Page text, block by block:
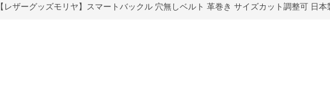
【レザーグッズモリヤ】スマートバックル 穴無しベルト 革巻き サイズカット調整可 日本